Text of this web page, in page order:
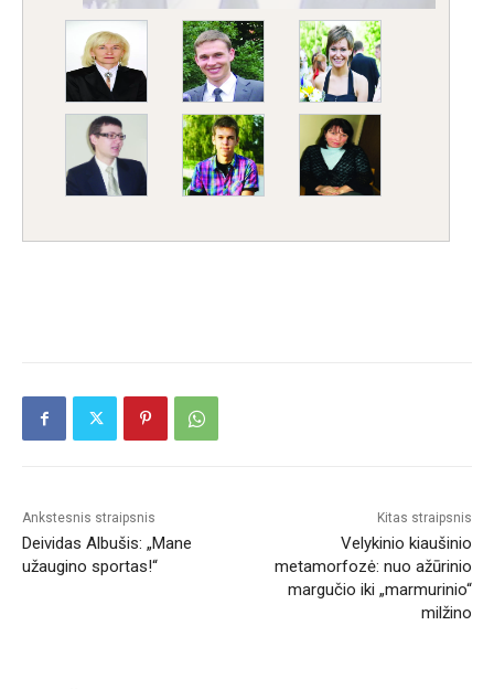
Ankstesnis straipsnis
Deividas Albušis: „Mane
užaugino sportas!“
Kitas straipsnis
Velykinio kiaušinio
metamorfozė: nuo ažūrinio
margučio iki „marmurinio“
milžino